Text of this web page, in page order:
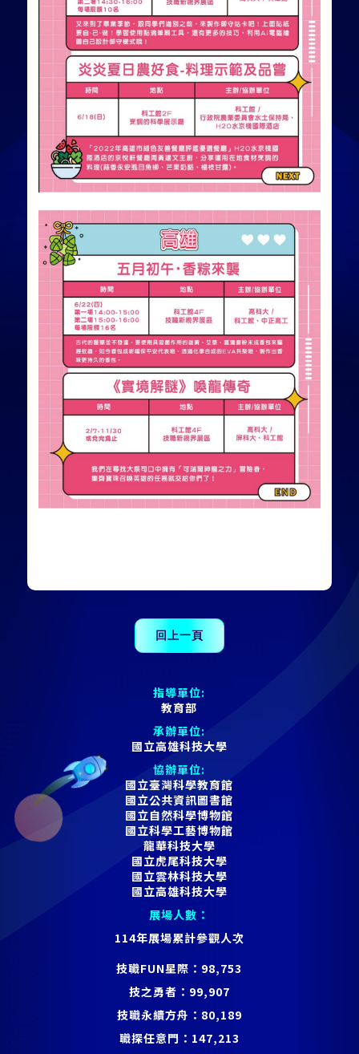
指導單位:
教育部
承辦單位:
國立高雄科技大學
協辦單位:
國立臺灣科學教育館
國立公共資訊圖書館
國立自然科學博物館
國立科學工藝博物館
龍華科技大學
國立虎尾科技大學
國立雲林科技大學
國立高雄科技大學
展場人數：
114年展場累計參觀人次
技職FUN星際： 98,753
技之勇者： 99,907
技職永續方舟： 80,189
職探任意門： 147,213